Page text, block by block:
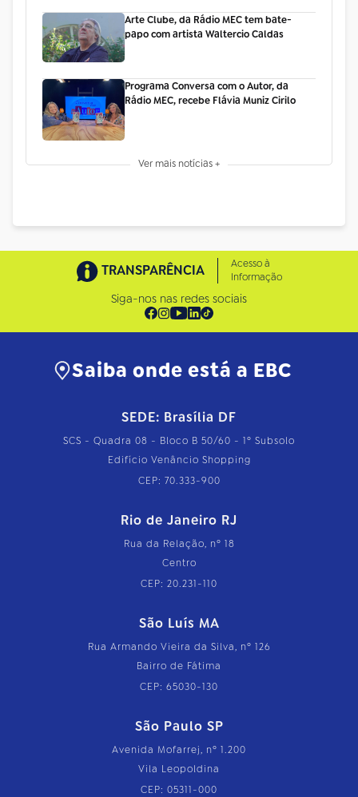
Arte Clube, da Rádio MEC tem bate-
papo com artista Waltercio Caldas
Programa Conversa com o Autor, da
Rádio MEC, recebe Flávia Muniz Cirilo
Ver mais notícias +
TRANSPARÊNCIA
Acesso à
Informação
Siga-nos nas redes sociais
Saiba onde está a EBC
SEDE: Brasília DF
SCS - Quadra 08 - Bloco B 50/60 - 1º Subsolo
Edifício Venâncio Shopping
CEP: 70.333-900
Rio de Janeiro RJ
Rua da Relação, nº 18
Centro
CEP: 20.231-110
São Luís MA
Rua Armando Vieira da Silva, nº 126
Bairro de Fátima
CEP: 65030-130
São Paulo SP
Avenida Mofarrej, nº 1.200
Vila Leopoldina
CEP: 05311-000